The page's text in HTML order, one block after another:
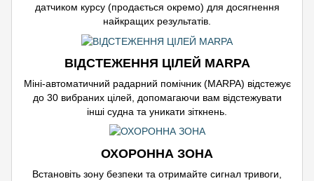
датчиком курсу (продається окремо) для досягнення
найкращих результатів.
ВІДСТЕЖЕННЯ ЦІЛЕЙ MARPA
Міні-автоматичний радарний помічник (MARPA) відстежує
до 30 вибраних цілей, допомагаючи вам відстежувати
інші судна та уникати зіткнень.
ОХОРОННА ЗОНА
Встановіть зону безпеки та отримайте сигнал тривоги,